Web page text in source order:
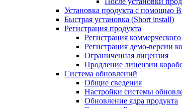
Установка продукта с помощью
Быстрая установка (Short install)
Регистрация продукта
Регистрация
Регистрация демо-версии
Ограниченная лицензия
Продление лицензии
Система обновлений
Общие сведения
Настройки системы
Обновление ядра продукта